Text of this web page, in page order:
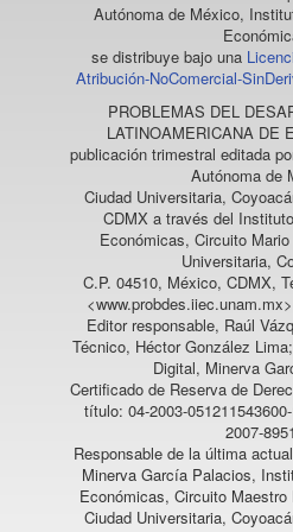
Autónoma de México,
se distribuye bajo una
Atribución-NoComercial-
PROBLEMAS DEL
LATINOAMERICANA DE
publicación trimestral editada
Autónoma de
Ciudad Universitaria,
CDMX a través del
Económicas, Circuito
Universitaria,
C.P. 04510, México, CDMX,
Editor responsable, Raúl
Técnico, Héctor González
Digital, Minerva
Certificado de Reserva de
título: 04-2003-
2007-
Responsable de la última
Minerva García Palacios,
Económicas, Circuito
Ciudad Universitaria,